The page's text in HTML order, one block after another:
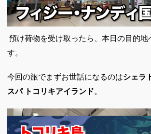
預け荷物を受け取ったら、本日の目的地
す。
今回の旅でまずお世話になるのはシェラ
スパ トコリキアイランド。